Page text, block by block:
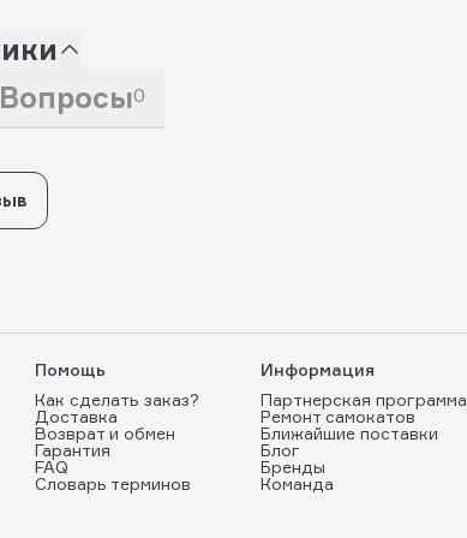
Вопросы0
Помощь
Как сделать заказ?
Доставка
Возврат и обмен
Гарантия
FAQ
Словарь терминов
Информация
Партнерская программа
Ремонт самокатов
Ближайшие поставки
Блог
Бренды
Команда